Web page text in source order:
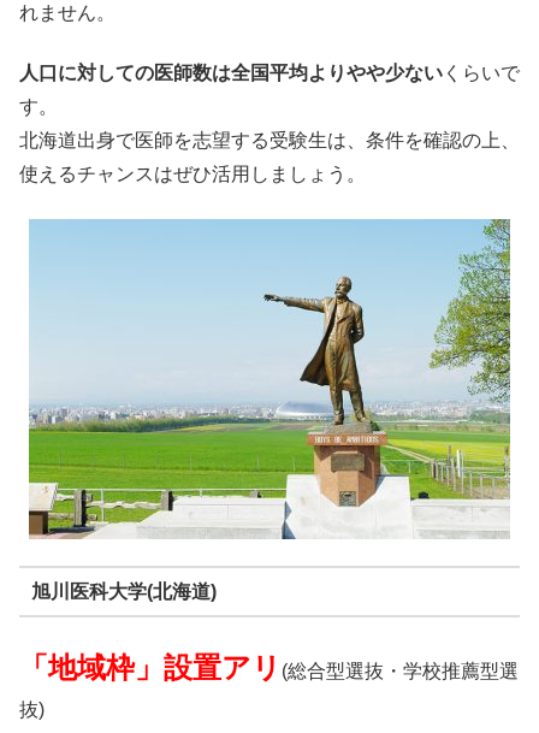
れません。
人口に対しての医師数は全国平均よりやや少ない くらいで
す。
北海道出身で医師を志望する受験生は、条件を確認の上、
使えるチャンスはぜひ活用しましょう。
旭川医科大学(北海道)
「地域枠」設置アリ (総合型選抜・学校推薦型選
抜)